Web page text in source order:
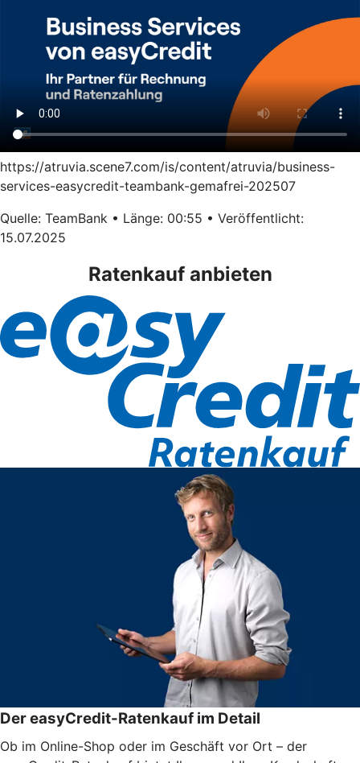
https://atruvia.scene7.com/is/content/atruvia/business-
services-easycredit-teambank-gemafrei-202507
Quelle: TeamBank • Länge: 00:55 • Veröffentlicht:
15.07.2025
Ratenkauf anbieten
Der easyCredit-Ratenkauf im Detail
Ob im Online-Shop oder im Geschäft vor Ort – der